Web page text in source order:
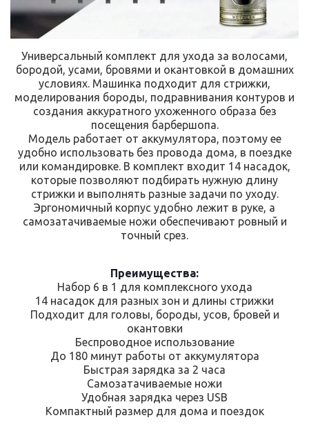
Универсальный комплект для ухода за волосами,
бородой, усами, бровями и окантовкой в домашних
условиях. Машинка подходит для стрижки,
моделирования бороды, подравнивания контуров и
создания аккуратного ухоженного образа без
посещения барбершопа.
Модель работает от аккумулятора, поэтому ее
удобно использовать без провода дома, в поездке
или командировке. В комплект входит 14 насадок,
которые позволяют подбирать нужную длину
стрижки и выполнять разные задачи по уходу.
Эргономичный корпус удобно лежит в руке, а
самозатачиваемые ножи обеспечивают ровный и
точный срез.
Преимущества:
Набор 6 в 1 для комплексного ухода
14 насадок для разных зон и длины стрижки
Подходит для головы, бороды, усов, бровей и
окантовки
Беспроводное использование
До 180 минут работы от аккумулятора
Быстрая зарядка за 2 часа
Самозатачиваемые ножи
Удобная зарядка через USB
Компактный размер для дома и поездок